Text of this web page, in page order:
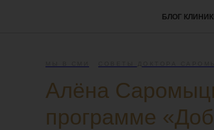
БЛОГ
Алёна
программе